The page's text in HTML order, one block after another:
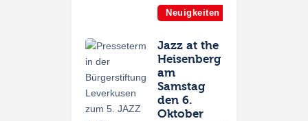
Neuigkeiten
Jazz at the
Heisenberg
am
Samstag
den 6.
Oktober